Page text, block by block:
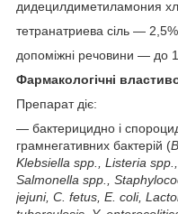
дидецилдиметиламония
тетранатриева сіль — 2,5%
допоміжні речовини — до
Фармакологічні
Препарат діє:
— бактерицидно і
грамнегативних бактерій (
Klebsiella spp., Listeria
Salmonella spp.,
jejuni, C. fetus, E. coli,